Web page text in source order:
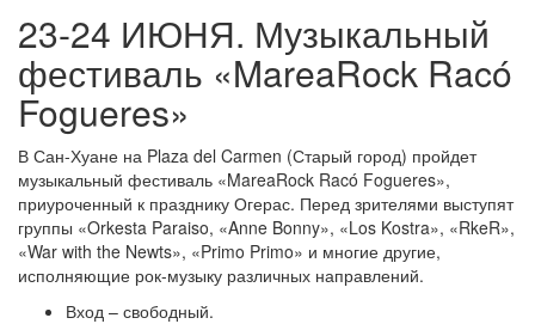
23-24 ИЮНЯ. Музыкальный
фестиваль «MareaRock Racó
Fogueres»
В Сан-Хуане на Plaza del Carmen (Старый город) пройдет
музыкальный фестиваль «MareaRock Racó Fogueres»,
приуроченный к празднику Огерас. Перед зрителями выступят
группы «Orkesta Paraiso, «Anne Bonny», «Los Kostra», «RkeR»,
«War with the Newts», «Primo Primo» и многие другие,
исполняющие рок-музыку различных направлений.
Вход – свободный.